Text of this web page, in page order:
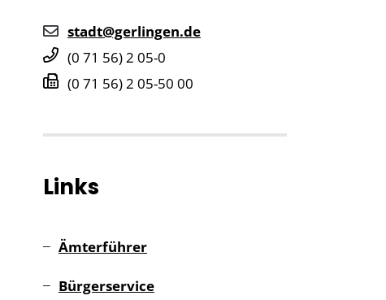
stadt@gerlingen.de
(0 71 56) 2 05-0
(0 71 56) 2 05-50 00
Links
Ämterführer
Bürgerservice